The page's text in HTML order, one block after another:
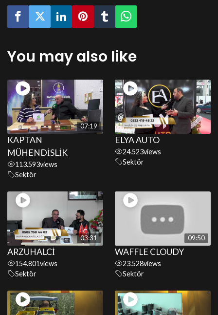
You may also like
07:19
KAPTAN
MÜHENDİSLİK
113.593views
Sektör
ELYA AUTO
24.523views
Sektör
03:31
ARZUHALCİ
154.801views
Sektör
09:50
WAFFLE CLOUDY
23.528views
Sektör